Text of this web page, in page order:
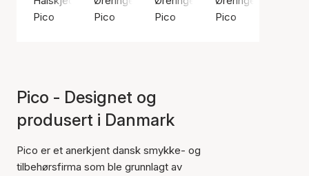
Pico
Pico
Pico
Pico
Pico - Designet og
produsert i Danmark
Pico er et anerkjent dansk smykke- og
tilbehørsfirma som ble grunnlagt av